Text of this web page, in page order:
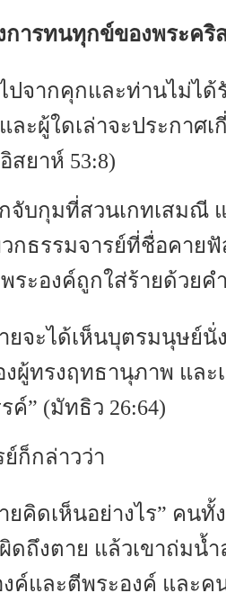
ารทนทุกข์ของพระคริ
ปจากคุกและท่านไม่ได้
ะผู้ใดเล่าจะประกาศเ
สยาห์ 53:8)
จับกุมที่สวนเกทเสมณี
กธรรมจารย์ที่ชื่อคาย
ระองค์ถูกใส่ร้ายด้วยค
ยจะได้เห็นบุตรมนุษย์นั่
ผู้ทรงฤทธานุภาพ และ
ค์” (มัทธิว 26:64)
ก็กล่าวว่า
ยคิดเห็นอย่างไร” คนทั้
ดถึงตาย แล้วเขาถ่มน้ำ
ค์และตีพระองค์ และค